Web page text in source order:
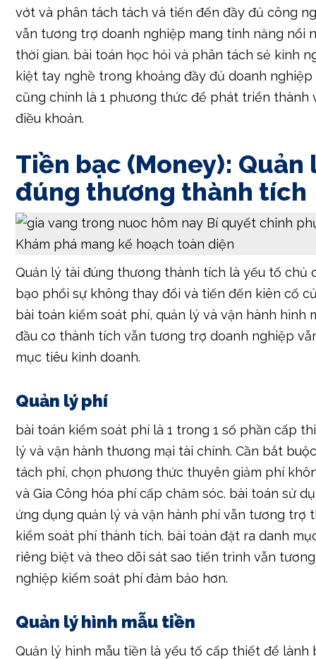
kiệt tay nghề trong khoảng đầy đủ doanh
cũng chính là 1 phương thức để phát triển thành
điều khoản.
Tiền bạc (Money): Quản
đúng thương thành tích
Quản lý tài đúng thương thành tích là yếu tố chủ
bạo phổi sự không thay đổi và tiến đến kiên cố
bài toán kiểm soát phí, quản lý và vận hành hình
đầu cơ thành tích vẫn tương trợ doanh nghiệp
mục tiêu kinh doanh.
Quản lý phí
bài toán kiểm soát phí là 1 trong 1 số phần cấp
tách phí, chọn phương thức thuyên giảm phí
và Gia Công hóa phí cấp chăm sóc. bài toán sử
ứng dụng quản lý và vận hành phí vẫn tương trợ
kiểm soát phí thành tích. bài toán đặt ra danh
riêng biệt và theo dõi sát sao tiến trình vẫn
nghiệp kiểm soát phí đảm bảo hơn.
Quản lý hình mẫu tiền
Quản lý hình mẫu tiền là yếu tố cấp thiết để lành
doanh nghiệp mang đủ tiền để hoạt cồn giải trí
đến. bài toán dự đoán hình mẫu tiền, quản lý và
đủ khoản thu chi thành tích vẫn tương trợ doanh